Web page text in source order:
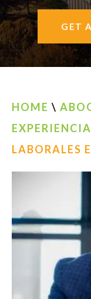
ENGLISH
GET
HOME \
EXPERIENCIA
LABORALES